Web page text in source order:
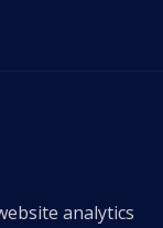
analytics